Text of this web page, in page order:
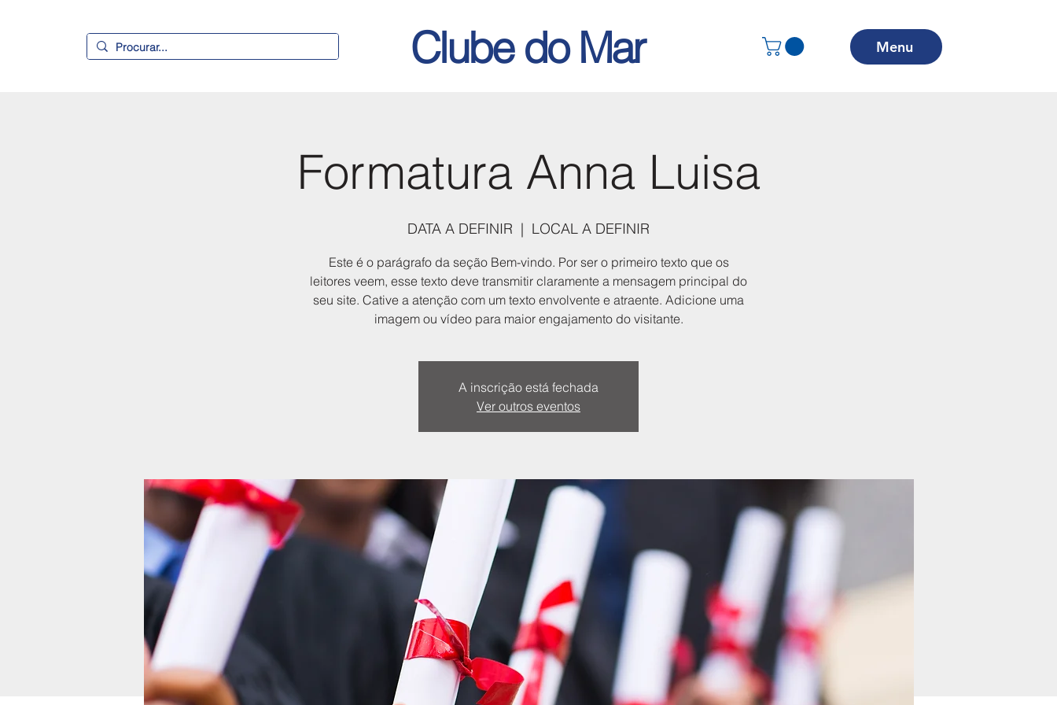
Clube do Mar Menu
Formatura Anna Luisa
DATA A DEFINIR
  |
LOCAL A DEFINIR
Este é o parágrafo da seção Bem-vindo. Por ser o primeiro texto que os
leitores veem, esse texto deve transmitir claramente a mensagem principal do
seu site. Cative a atenção com um texto envolvente e atraente. Adicione uma
imagem ou vídeo para maior engajamento do visitante.
A inscrição está fechada
Ver outros eventos